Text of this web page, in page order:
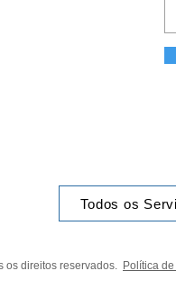
Todos os
os direitos reservados. Política